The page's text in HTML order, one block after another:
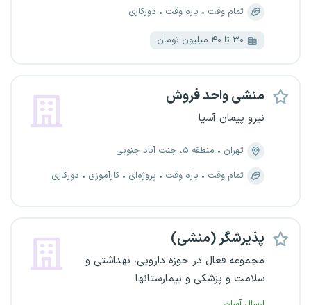
تمام وقت
پاره وقت دورکاری
۳۰ تا ۴۰ میلیون تومان
منشی واحد فروش
نیرو پیمان آسیا
تهران
منطقه ۵، جنت آباد جنوبی
تمام وقت
پاره وقت پروژه‌ای کارآموزی دورکاری
پذیرشگر (منشی)
مجموعه فعال در حوزه دارویی، بهداشتی و
سلامت و پزشکی و بیمارستانها